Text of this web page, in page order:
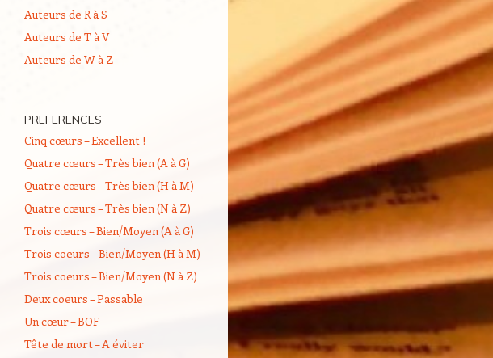
Auteurs de R à S
Auteurs de T à V
Auteurs de W à Z
PREFERENCES
Cinq cœurs – Excellent !
Quatre cœurs – Très bien (A à G)
Quatre cœurs – Très bien (H à M)
Quatre cœurs – Très bien (N à Z)
Trois cœurs – Bien/Moyen (A à G)
Trois coeurs – Bien/Moyen (H à M)
Trois coeurs – Bien/Moyen (N à Z)
Deux coeurs – Passable
Un cœur – BOF
Tête de mort – A éviter